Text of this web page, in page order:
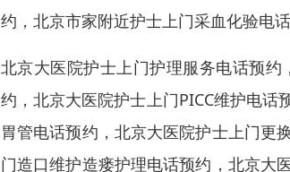
约，北京市家附近护士上门采血化验电
北京大医院护士上门护理服务电话预
约，北京大医院护士上门PICC维护电
胃管电话预约，北京大医院护士上门更
门造口维护造瘘护理电话预约，北京大